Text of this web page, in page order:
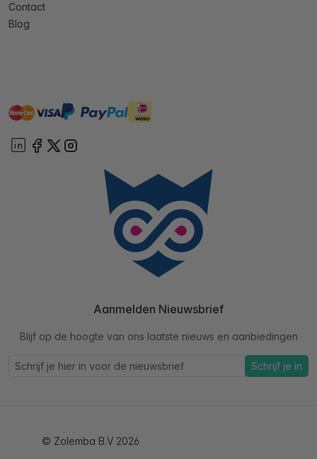
Contact
Blog
mastervisa paypal ideal
Aanmelden Nieuwsbrief
Blijf op de hoogte van ons laatste nieuws en aanbiedingen
Schrijf je in
© Zolemba B.V 2026